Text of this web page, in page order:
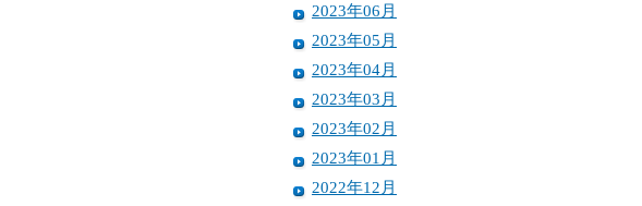
2023年06月
2023年05月
2023年04月
2023年03月
2023年02月
2023年01月
2022年12月